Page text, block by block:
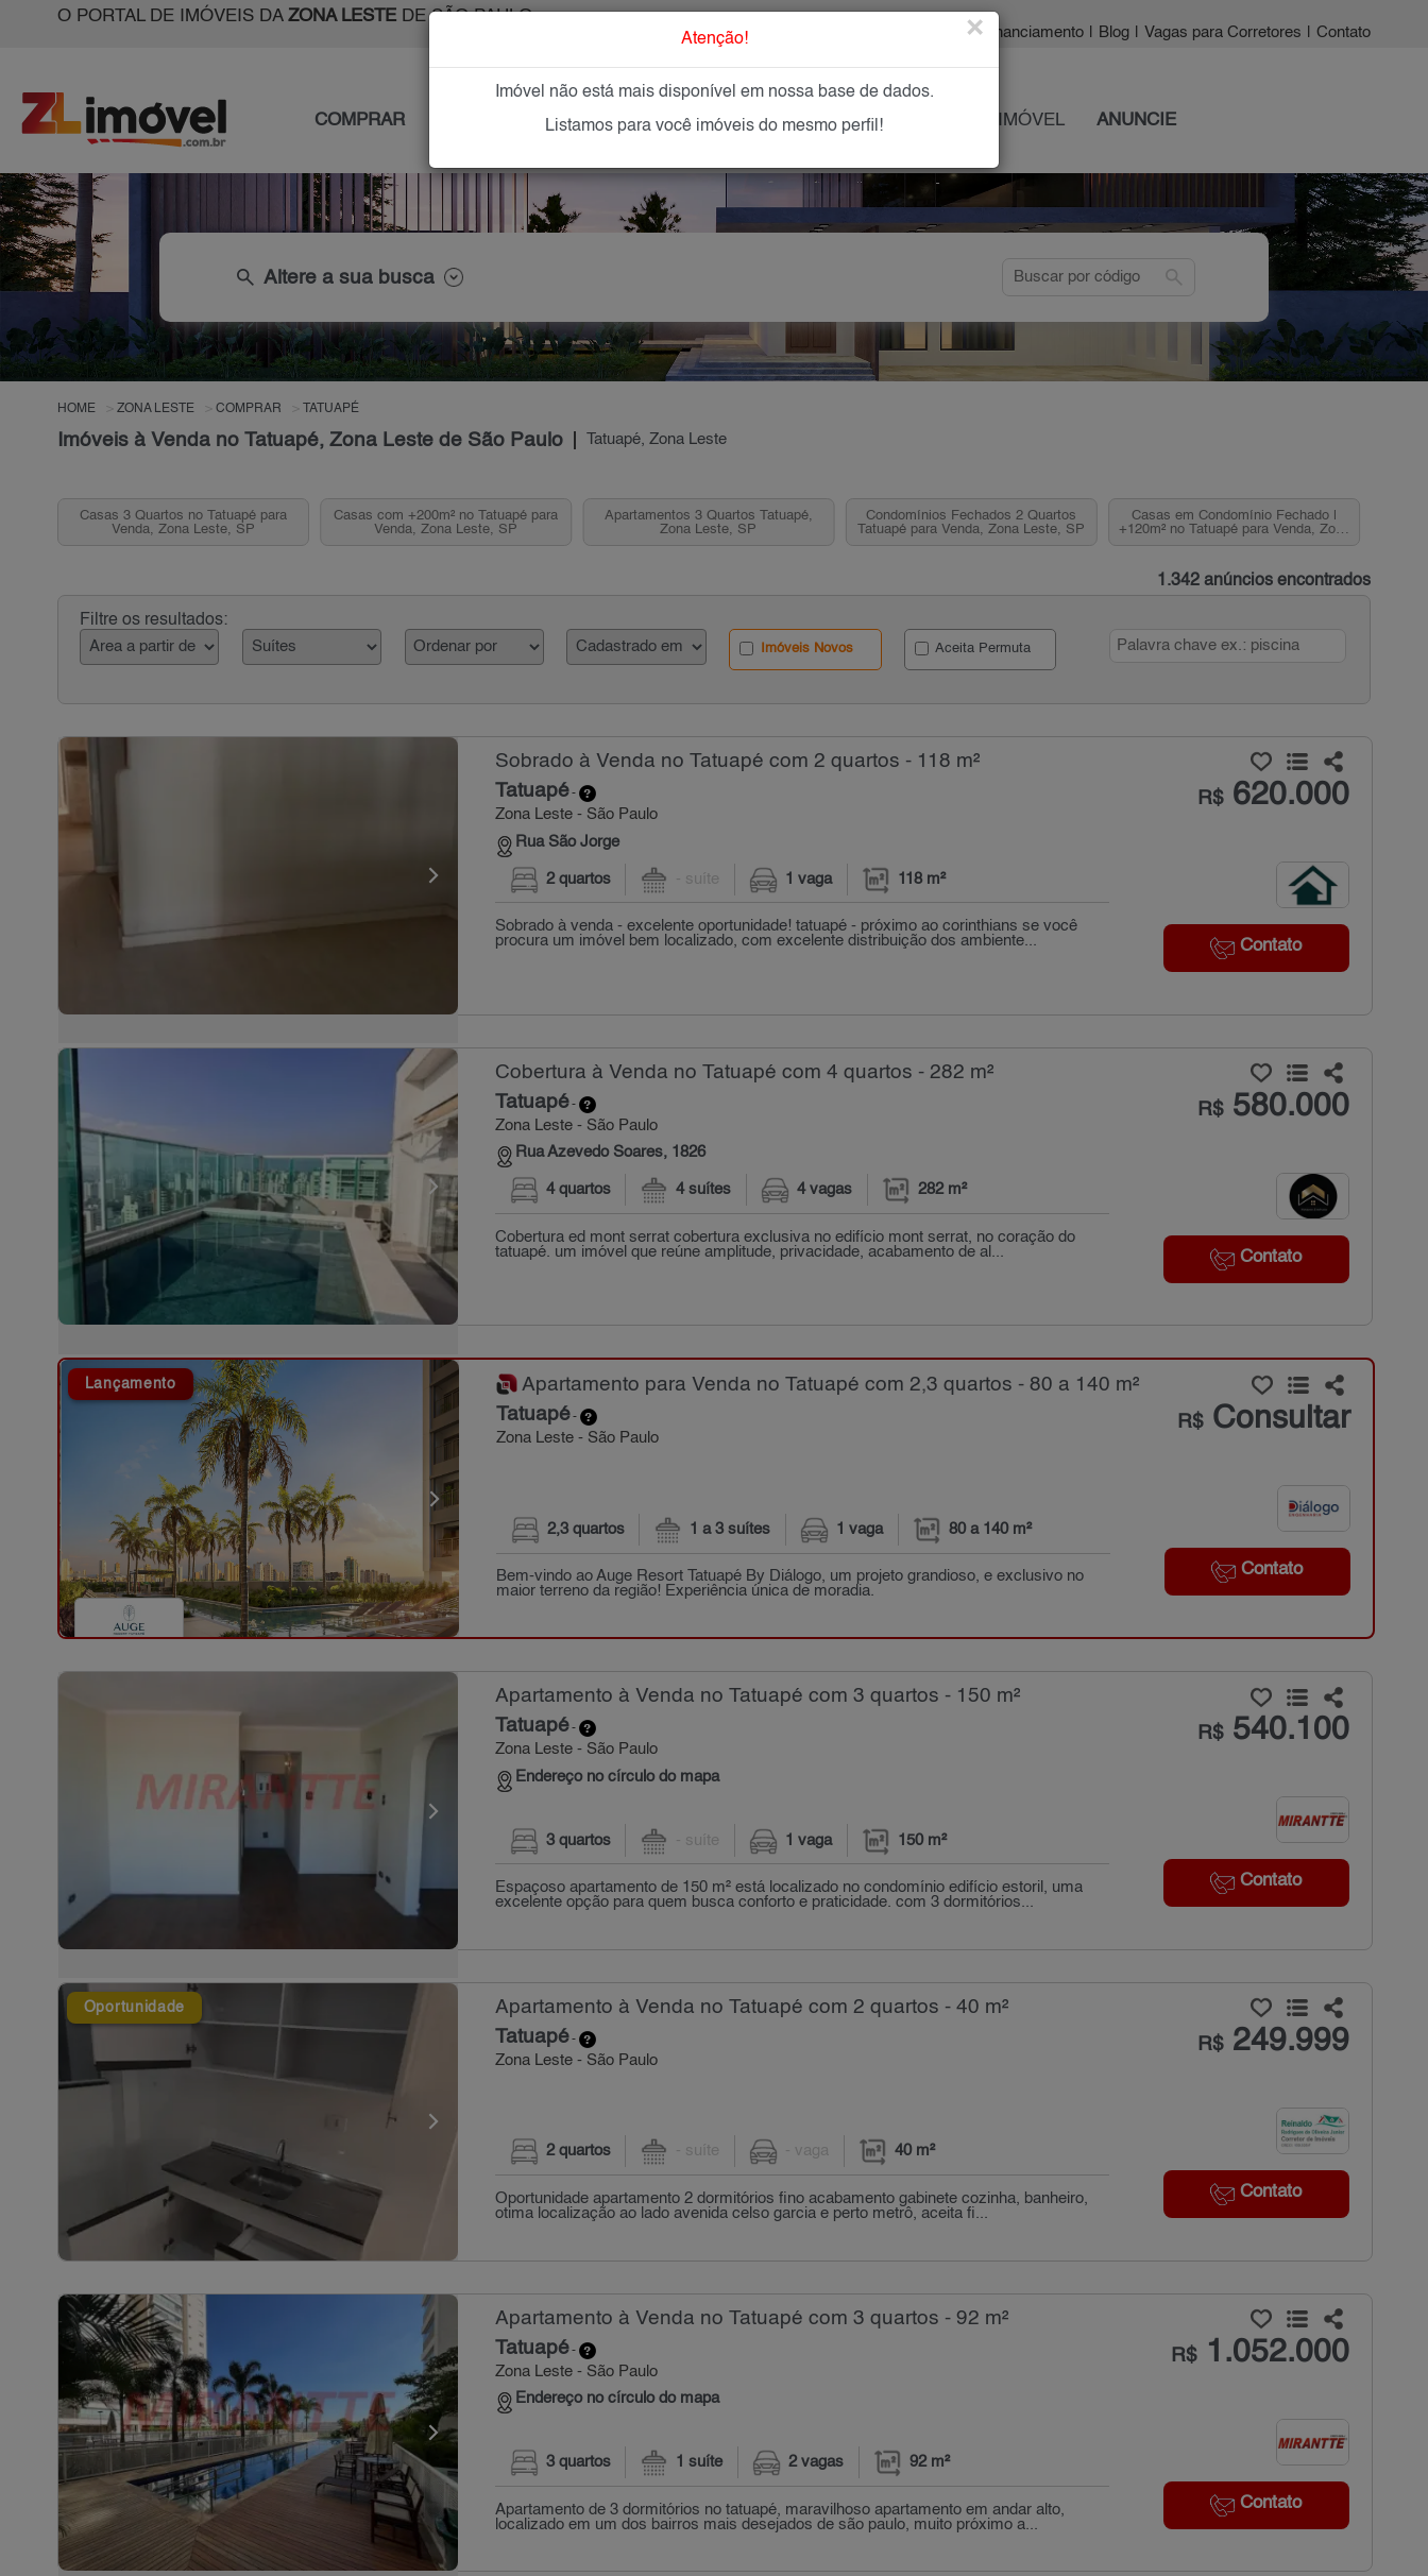
O PORTAL DE IMÓVEIS DA ZONA LESTEDE SÃO PAULO
| Financiamento Blog Vagas para Corretores Contato
COMPRAR IMÓVEIS NOVOS IMOBILIÁRIAS OFEREÇA SEU IMÓVEL ANUNCIE
search Altere a sua busca search
HOME ZONA LESTE COMPRAR TATUAPÉ
Imóveis à Venda no Tatuapé, Zona Leste de São Paulo Tatuapé, Zona Leste
Casas 3 Quartos no Tatuapé para
Venda, Zona Leste, SP
Casas com +200m² no Tatuapé para
Venda, Zona Leste, SP
Apartamentos 3 Quartos Tatuapé,
Zona Leste, SP
Condomínios Fechados 2 Quartos
Tatuapé para Venda, Zona Leste, SP
Casas em Condomínio Fechado |
+120m² no Tatuapé para Venda, Zona
1.342 anúncios encontrados
Filtre os resultados:
Imóveis Novos Aceita Permuta
Sobrado à Venda no Tatuapé com 2 quartos - 118 m²
Tatuapé-
Zona Leste - São Paulo
Rua São Jorge
R$620.000
Contato
2 quartos - suíte 1 vaga 118 m²
Sobrado à venda - excelente oportunidade! tatuapé - próximo ao corinthians se você
procura um imóvel bem localizado, com excelente distribuição dos ambiente...
Cobertura à Venda no Tatuapé com 4 quartos - 282 m²
Tatuapé-
Zona Leste - São Paulo
Rua Azevedo Soares, 1826
R$580.000
Contato
4 quartos 4 suítes 4 vagas 282 m²
Cobertura ed mont serrat cobertura exclusiva no edifício mont serrat, no coração do
tatuapé. um imóvel que reúne amplitude, privacidade, acabamento de al...
Lançamento Apartamento para Venda no Tatuapé com 2,3 quartos - 80 a 140 m²
Tatuapé-
Zona Leste - São Paulo
R$Consultar
Contato
2,3 quartos 1 a 3 suítes 1 vaga 80 a 140 m²
Bem-vindo ao Auge Resort Tatuapé By Diálogo, um projeto grandioso, e exclusivo no
maior terreno da região! Experiência única de moradia.
Apartamento à Venda no Tatuapé com 3 quartos - 150 m²
Tatuapé-
Zona Leste - São Paulo
Endereço no círculo do mapa
R$540.100
Contato
3 quartos - suíte 1 vaga 150 m²
Espaçoso apartamento de 150 m² está localizado no condomínio edifício estoril, uma
excelente opção para quem busca conforto e praticidade. com 3 dormitórios...
Oportunidade Apartamento à Venda no Tatuapé com 2 quartos - 40 m²
Tatuapé-
Zona Leste - São Paulo
R$249.999
Contato
2 quartos - suíte - vaga 40 m²
Oportunidade apartamento 2 dormitórios fino acabamento gabinete cozinha, banheiro,
otima localização ao lado avenida celso garcia e perto metrô, aceita fi...
Apartamento à Venda no Tatuapé com 3 quartos - 92 m²
Tatuapé-
Zona Leste - São Paulo
Endereço no círculo do mapa
R$1.052.000
Contato
3 quartos 1 suíte 2 vagas 92 m²
Apartamento de 3 dormitórios no tatuapé, maravilhoso apartamento em andar alto,
localizado em um dos bairros mais desejados de são paulo, muito próximo a...
Atenção! ×
Imóvel não está mais disponível em nossa base de dados.
Listamos para você imóveis do mesmo perfil!